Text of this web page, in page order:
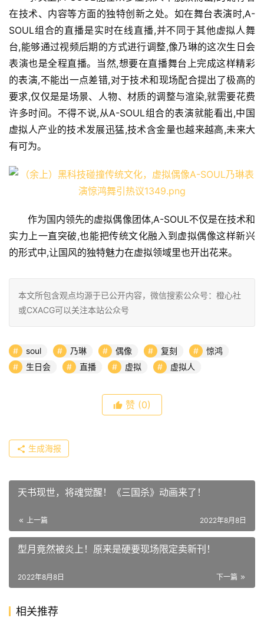
在技术、内容等方面的独特创新之处。如在舞台表演时,A-
SOUL组合的直播是实时在线直播,并不同于其他虚拟人舞
台,能够通过视频后期的方式进行调整,像乃琳的这次生日会
表演也是全程直播。当然,想要在直播舞台上完成这样精彩
的表演,不能出一点差错,对于技术和现场配合提出了极高的
要求,仅仅是是场景、人物、材质的调整与渲染,就需要花费
许多时间。不得不说,从A-SOUL组合的表演就能看出,中国
虚拟人产业的技术发展迅猛,技术含金量也越来越高,未来大
有可为。
作为国内领先的虚拟偶像团体,A-SOUL不仅是在技术和
实力上一直突破,也能把传统文化融入到虚拟偶像这样新兴
的形式中,让国风的独特魅力在虚拟领域里也开出花来。
本文所包含观点均源于已公开内容，微信搜索公众号：橙心社
或CXACG可以关注本站公众号
soul 乃琳 偶像 复刻
惊鸿
生日会
直播 虚拟 虚拟人
赞 (0)
生成海报
天书现世，将魂觉醒！《三国杀》动画来了！
上一篇 2022年8月8日
型月竟然被炎上！原来是硬要现场限定卖新刊！
下一篇
2022年8月8日
相关推荐